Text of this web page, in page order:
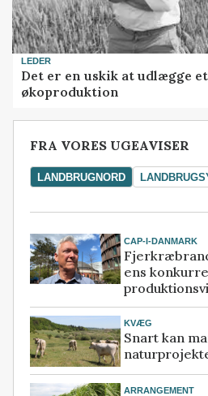
LEDER
Det er en uskik at udlægge
økoproduktion
FRA VORES UGEAVISER
LANDBRUGNORD
CAP-I-DANMARK
ens
KVÆG
Snart kan
ARRANGEMENT